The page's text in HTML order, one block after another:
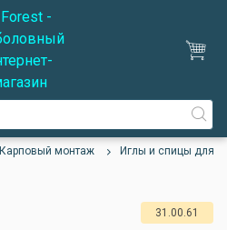
Карповый монтаж Иглы и спицы для
31.00.61